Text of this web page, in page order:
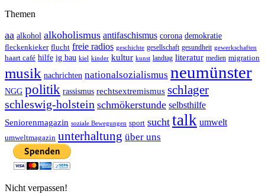
Themen
aa alkohol alkoholismus antifaschismus corona demokratie
fleckenkieker flucht freie radios geschichte gesellschaft gesundheit gewerkschaften
haart café hilfe ig bau kiel kinder kultur kunst landtag literatur medien migration
musik nachrichten nationalsozialismus neumünster
NGG politik rassismus rechtsextremismus schlager
schleswig-holstein schmökerstunde selbsthilfe
Seniorenmagazin soziale Bewegungen sport sucht talk umwelt
umweltmagazin unterhaltung über uns
Nicht verpassen!